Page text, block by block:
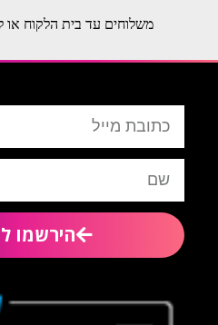
משלוחים עד בית הלקוח או
הירשמו